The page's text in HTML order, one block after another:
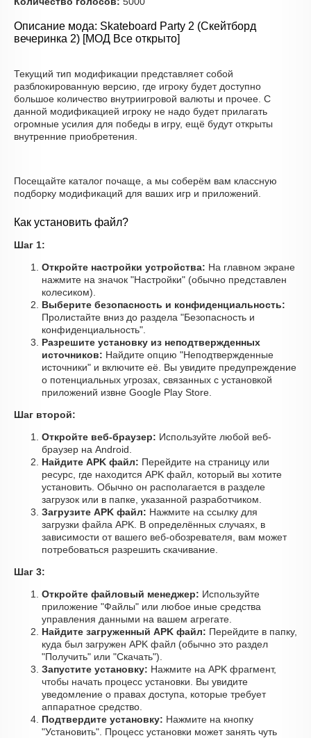
Описание мода: Skateboard Party 2 (Скейтборд
вечеринка 2) [МОД Все открыто]
Текущий тип модификации представляет собой
разблокированную версию, где игроку будет доступно
большое количество внутриигровой валюты и прочее. С
данной модификацией игроку не надо будет прилагать
огромные усилия для победы в игру, ещё будут открыты
внутренние приобретения.
Посещайте каталог почаще, а мы соберём вам классную
подборку модификаций для ваших игр и приложений.
Как установить файл?
Шаг 1:
Откройте настройки устройства: На главном экране
нажмите на значок "Настройки" (обычно представлен
колесиком).
Выберите безопасность и конфиденциальность:
Пролистайте вниз до раздела "Безопасность и
конфиденциальность".
Разрешите установку из неподтвержденных
источников: Найдите опцию "Неподтвержденные
источники" и включите её. Вы увидите предупреждение
о потенциальных угрозах, связанных с установкой
приложений извне Google Play Store.
Шаг второй:
Откройте веб-браузер: Используйте любой веб-
браузер на Android.
Найдите APK файл: Перейдите на страницу или
ресурс, где находится APK файл, который вы хотите
установить. Обычно он располагается в разделе
загрузок или в папке, указанной разработчиком.
Загрузите APK файл: Нажмите на ссылку для
загрузки файла APK. В определённых случаях, в
зависимости от вашего веб-обозревателя, вам может
потребоваться разрешить скачивание.
Шаг 3:
Откройте файловый менеджер: Используйте
приложение "Файлы" или любое иные средства
управления данными на вашем агрегате.
Найдите загруженный APK файл: Перейдите в папку,
куда был загружен APK файл (обычно это раздел
"Получить" или "Скачать").
Запустите установку: Нажмите на APK фрагмент,
чтобы начать процесс установки. Вы увидите
уведомление о правах доступа, которые требует
аппаратное средство.
Подтвердите установку: Нажмите на кнопку
"Установить". Процесс установки может занять чуть